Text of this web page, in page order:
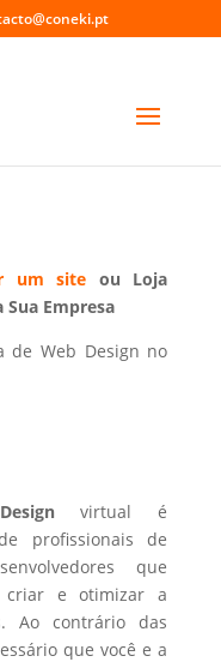
um site ou Loja
Empresa
de Web Design no
virtual é
profissionais de
que
criar e otimizar a
Ao contrário das
que você e a